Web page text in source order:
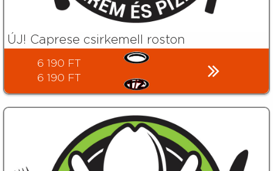
ÚJ! Caprese csirkemell roston
6 190 FT
6 190 FT